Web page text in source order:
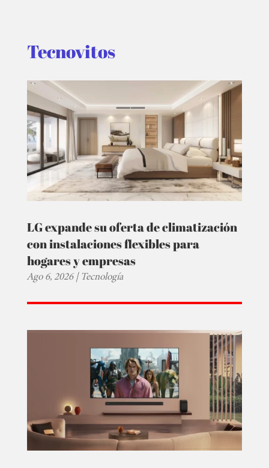
Tecnovitos
LG expande su oferta de climatización
con instalaciones flexibles para
hogares y empresas
Ago 6, 2026|Tecnología